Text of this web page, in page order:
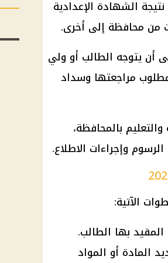
الشهادة الإعدادية
من محافظة إلى أخرى.
أن يتوجه الطالب أو ولي
مراجعتها وسداد
بالمحافظة،
وإجراءات الاطلاع.
الآتية:
المقيد بها الطالب.
المادة أو المواد